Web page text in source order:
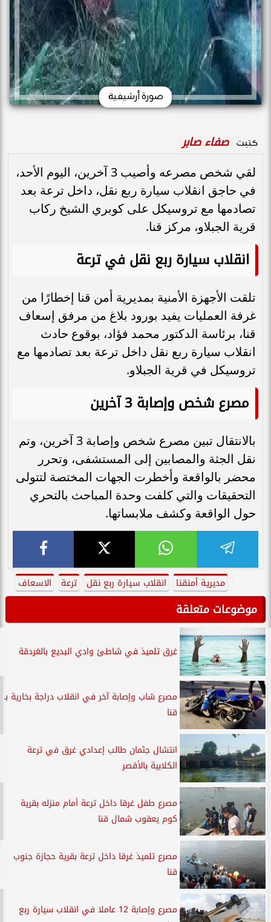
صورة أرشيفية
كتبت صفاء صابر
لقي شخص مصرعه وأصيب 3 آخرين، اليوم الأحد،
في حاجق انقلاب سيارة ربع نقل، داخل ترعة بعد
تصادمها مع تروسيكل على كوبري الشيخ ركاب
قرية الجبلاو، مركز قنا.
انقلاب سيارة ربع نقل في ترعة
تلقت الأجهزة الأمنية بمديرية أمن قنا إخطارًا من
غرفة العمليات يفيد بورود بلاغ من مرفق إسعاف
قنا، برئاسة الدكتور محمد فؤاد، بوقوع حادث
انقلاب سيارة ربع نقل داخل ترعة بعد تصادمها مع
تروسيكل في قرية الجبلاو.
مصرع شخص وإصابة 3 آخرين
بالانتقال تبين مصرع شخص وإصابة 3 آخرين، وتم
نقل الجثة والمصابين إلى المستشفى، وتحرر
محضر بالواقعة وأخطرت الجهات المختصة لتتولى
التحقيقات والتي كلفت وحدة المباحث بالتحري
حول الواقعة وكشف ملابساتها.
مديرية أمنقنا انقلاب سيارة ربع نقل ترعة الاسعاف
موضوعات متعلقة
غرق تلميذ في شاطئ وادي البديع بالغردقة
مصرع شاب وإصابة آخر في انقلاب دراجة بخارية بـ
قنا
انتشال جثمان طالب إعدادي غرق في ترعة
الكلابية بالأقصر
مصرع طفل غرقا داخل ترعة أمام منزله بقرية
كوم يعقوب شمال قنا
مصرع تلميذ غرقا داخل ترعة بقرية حجازة جنوب
قنا
مصرع وإصابة 12 عاملا في انقلاب سيارة ربع